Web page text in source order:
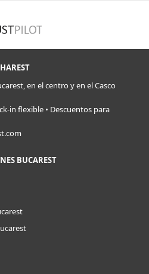
en el centro y en el Casco
in flexible • Descuentos para
BUCAREST